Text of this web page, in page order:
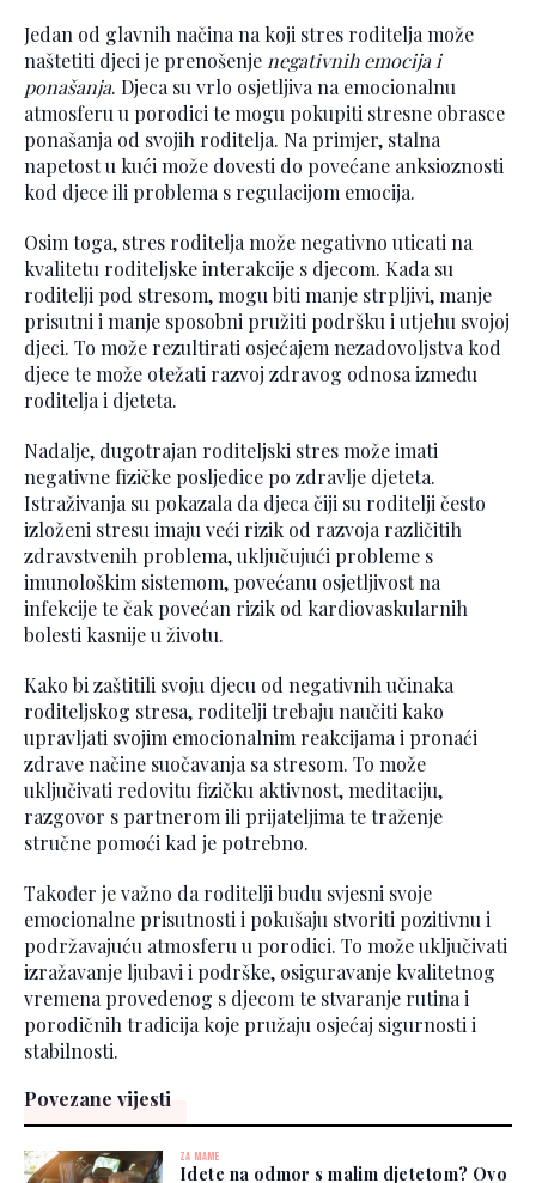
Jedan od glavnih načina na koji stres roditelja može
naštetiti djeci je prenošenjenegativnih emocija i
ponašanja. Djeca su vrlo osjetljiva na emocionalnu
atmosferu u porodici te mogu pokupiti stresne obrasce
ponašanja od svojih roditelja. Na primjer, stalna
napetost u kući može dovesti do povećane anksioznosti
kod djece ili problema s regulacijom emocija.
Osim toga, stres roditelja može negativno uticati na
kvalitetu roditeljske interakcije s djecom. Kada su
roditelji pod stresom, mogu biti manje strpljivi, manje
prisutni i manje sposobni pružiti podršku i utjehu svojoj
djeci. To može rezultirati osjećajem nezadovoljstva kod
djece te može otežati razvoj zdravog odnosa između
roditelja i djeteta.
Nadalje, dugotrajan roditeljski stres može imati
negativne fizičke posljedice po zdravlje djeteta.
Istraživanja su pokazala da djeca čiji su roditelji često
izloženi stresu imaju veći rizik od razvoja različitih
zdravstvenih problema, uključujući probleme s
imunološkim sistemom, povećanu osjetljivost na
infekcije te čak povećan rizik od kardiovaskularnih
bolesti kasnije u životu.
Kako bi zaštitili svoju djecu od negativnih učinaka
roditeljskog stresa, roditelji trebaju naučiti kako
upravljati svojim emocionalnim reakcijama i pronaći
zdrave načine suočavanja sa stresom. To može
uključivati redovitu fizičku aktivnost, meditaciju,
razgovor s partnerom ili prijateljima te traženje
stručne pomoći kad je potrebno.
Također je važno da roditelji budu svjesni svoje
emocionalne prisutnosti i pokušaju stvoriti pozitivnu i
podržavajuću atmosferu u porodici. To može uključivati
izražavanje ljubavi i podrške, osiguravanje kvalitetnog
vremena provedenog s djecom te stvaranje rutina i
porodičnih tradicija koje pružaju osjećaj sigurnosti i
stabilnosti.
Povezane vijesti
ZA MAME
Idete na odmor s malim djetetom? Ovo